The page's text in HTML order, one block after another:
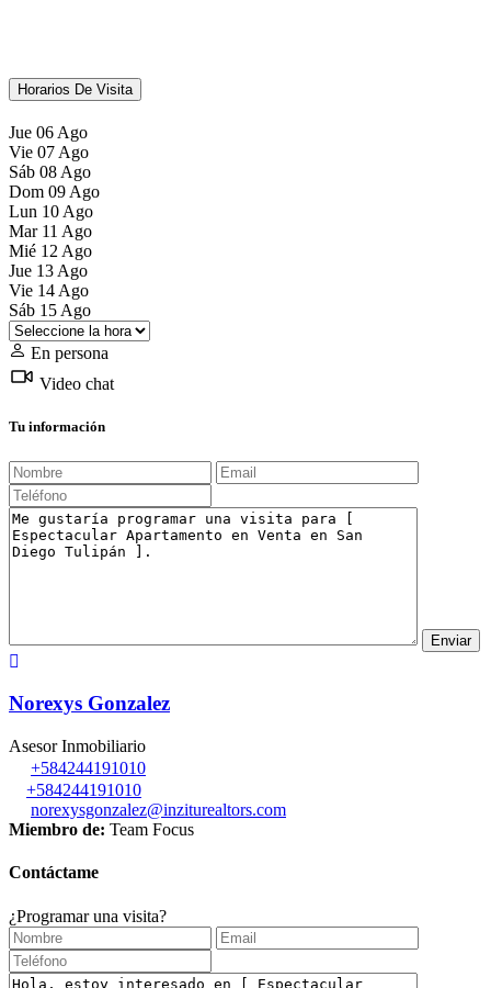
Horarios De Visita
Jue 06 Ago
Vie 07 Ago
Sáb 08 Ago
Dom 09 Ago
Lun 10 Ago
Mar 11 Ago
Mié 12 Ago
Jue 13 Ago
Vie 14 Ago
Sáb 15 Ago
En persona
Video chat
Tu información
Norexys Gonzalez
Asesor Inmobiliario
+584244191010
+584244191010
norexysgonzalez@inziturealtors.com
Miembro de: Team Focus
Contáctame
¿Programar una visita?